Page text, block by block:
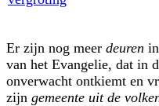
Er zijn nog meer deuren
van het Evangelie, dat in
onverwacht ontkiemt en
zijn gemeente uit de